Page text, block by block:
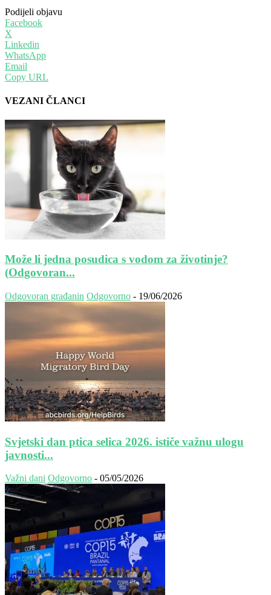
Podijeli objavu
Facebook
X
Linkedin
WhatsApp
Email
Copy URL
VEZANI ČLANCI
Može li jedna posudica s vodom za životinje?
(Odgovoran...
Odgovoran građanin Odgovorno - 19/06/2026
Svjetski dan ptica selica 2026. ističe važnu ulogu
javnosti...
Važni dani Odgovorno - 05/05/2026